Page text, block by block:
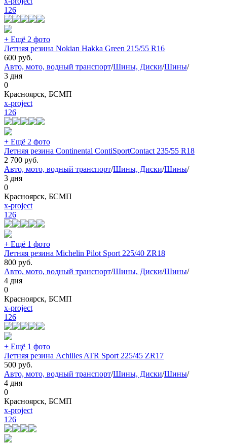
126
+ Ещё 2 фото
Летняя резина Nokian Hakka Green 215/55 R16
600 руб.
Авто, мото, водный транспорт/Шины, Диски/Шины/
3 дня
0
Красноярск, БСМП
x-project
126
+ Ещё 2 фото
Летняя резина Continental ContiSportContact 235/55 R18
2 700 руб.
Авто, мото, водный транспорт/Шины, Диски/Шины/
3 дня
0
Красноярск, БСМП
x-project
126
+ Ещё 1 фото
Летняя резина Michelin Pilot Sport 225/40 ZR18
800 руб.
Авто, мото, водный транспорт/Шины, Диски/Шины/
4 дня
0
Красноярск, БСМП
x-project
126
+ Ещё 1 фото
Летняя резина Achilles ATR Sport 225/45 ZR17
500 руб.
Авто, мото, водный транспорт/Шины, Диски/Шины/
4 дня
0
Красноярск, БСМП
x-project
126